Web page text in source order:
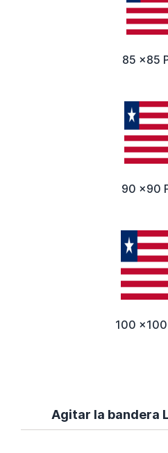
85 x85
90 x90
100
Agitar la bandera